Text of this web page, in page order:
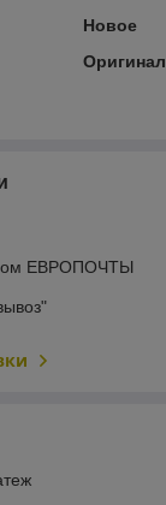
Новое
Оригинал
ЕВРОПОЧТЫ